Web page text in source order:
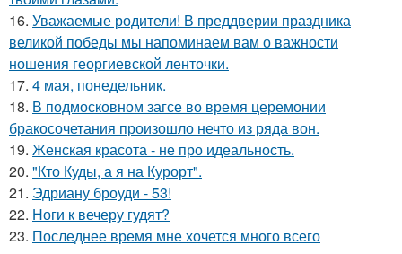
16. Уважаемые родители! В преддверии праздника
великой победы мы напоминаем вам о важности
ношения георгиевской ленточки.
17. 4 мая, понедельник.
18. В подмосковном загсе во время церемонии
бракосочетания произошло нечто из ряда вон.
19. Женская красота - не про идеальность.
20. "Кто Куды, а я на Курорт".
21. Эдриану броуди - 53!
22. Ноги к вечеру гудят?
23. Последнее время мне хочется много всего